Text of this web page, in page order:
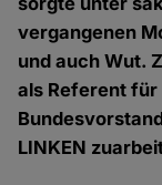
vergangenen
und auch Wut.
als Referent für
LINKEN